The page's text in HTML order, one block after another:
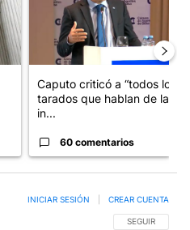
Caputo criticó a “todos los
tarados que hablan de la
in...
60 comentarios
SIGA ESTA
SEGUIR
INICIAR SESIÓN CREAR CUENTA